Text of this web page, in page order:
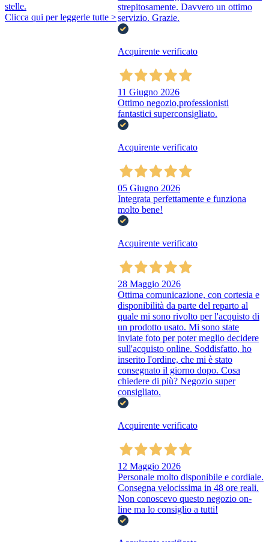
stelle.
Clicca qui per leggerle tutte >
strepitosamente. Davvero un ottimo
servizio. Grazie.
Acquirente verificato
11 Giugno 2026
Ottimo negozio,professionisti
fantastici superconsigliato.
Acquirente verificato
05 Giugno 2026
Integrata perfettamente e funziona
molto bene!
Acquirente verificato
28 Maggio 2026
Ottima comunicazione, con cortesia e
disponibilità da parte del reparto al
quale mi sono rivolto per l'acquisto di
un prodotto usato. Mi sono state
inviate foto per poter meglio decidere
sull'acquisto online. Soddisfatto, ho
inserito l'ordine, che mi è stato
consegnato il giorno dopo. Cosa
chiedere di più? Negozio super
consigliato.
Acquirente verificato
12 Maggio 2026
Personale molto disponibile e cordiale.
Consegna velocissima in 48 ore reali.
Non conoscevo questo negozio on-
line ma lo consiglio a tutti!